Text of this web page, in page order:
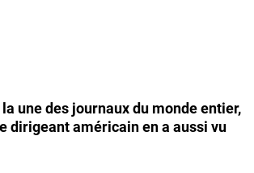
la une des journaux du monde entier,
dirigeant américain en a aussi vu